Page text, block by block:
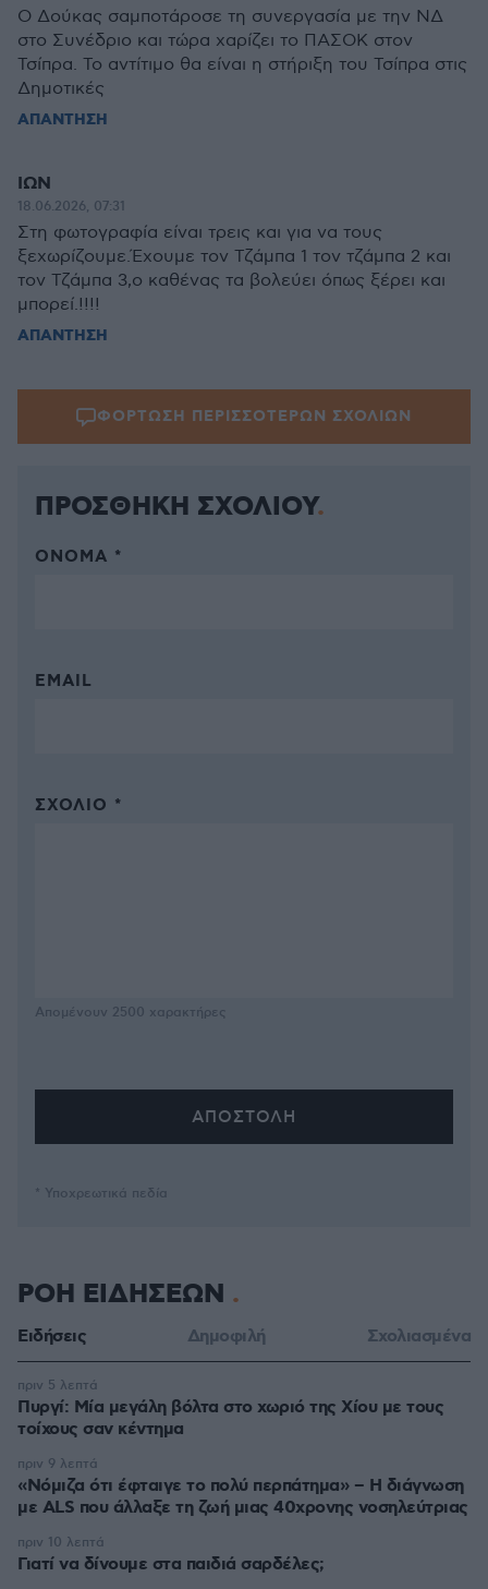
Ο Δούκας σαμποτάροσε τη συνεργασία με την ΝΔ
στο Συνέδριο και τώρα χαρίζει το ΠΑΣΟΚ στον
Τσίπρα. Το αντίτιμο θα είναι η στήριξη του Τσίπρα στις
Δημοτικές
ΑΠΑΝΤΗΣΗ
ΙΩΝ
18.06.2026, 07:31
Στη φωτογραφία είναι τρεις και για να τους
ξεχωρίζουμε.Έχουμε τον Τζάμπα 1 τον τζάμπα 2 και
τον Τζάμπα 3,ο καθένας τα βολεύει όπως ξέρει και
μπορεί.!!!!
ΑΠΑΝΤΗΣΗ
ΦΟΡΤΩΣΗ ΠΕΡΙΣΣΟΤΕΡΩΝ ΣΧΟΛΙΩΝ
ΠΡΟΣΘΗΚΗ ΣΧΟΛΙΟΥ
ΌΝΟΜΑ *
EMAIL
ΣΧΌΛΙΟ *
Απομένουν 2500 χαρακτήρες
* Υποχρεωτικά πεδία
ΡΟΗ ΕΙΔΗΣΕΩΝ
Ειδήσεις Δημοφιλή Σχολιασμένα
Πυργί: Mία μεγάλη βόλτα στο χωριό της Χίου με τους
τοίχους σαν κέντημα
πριν 5 λεπτά
«Νόμιζα ότι έφταιγε το πολύ περπάτημα» – Η διάγνωση
με ALS που άλλαξε τη ζωή μιας 40χρονης νοσηλεύτριας
πριν 9 λεπτά
Γιατί να δίνουμε στα παιδιά σαρδέλες;
πριν 10 λεπτά